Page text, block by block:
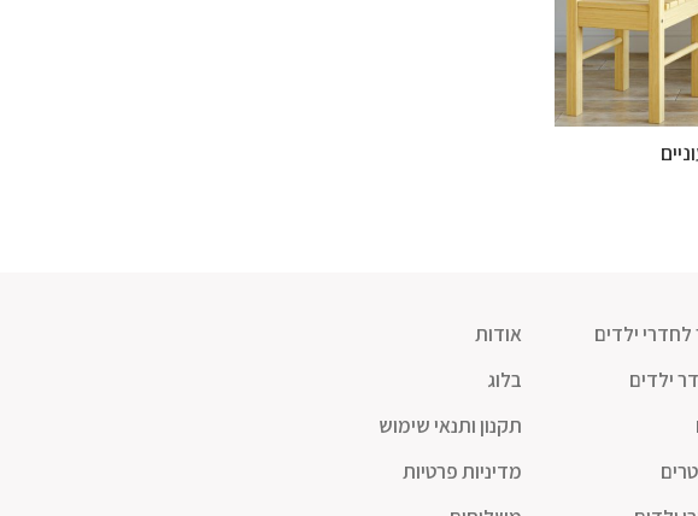
ילדים
ילדים
אודות
בלוג
תקנון ותנאי שימוש
מדיניות פרטיות